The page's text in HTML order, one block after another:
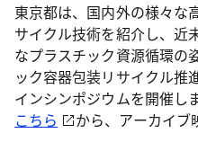
東京都は、国内外の様々な
サイクル技術を紹介し、近
なプラスチック資源循環の
ック容器包装リサイクル推
インシンポジウムを開催し
こちら
から、アーカイブ